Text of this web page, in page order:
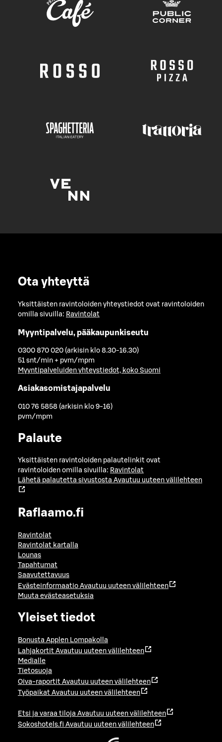
Ota yhteyttä
Yksittäisten ravintoloiden yhteystiedot ovat ravintoloiden
omilla sivuilla: Ravintolat
Myyntipalvelu, pääkaupunkiseutu
0300 870 020 (arkisin klo 8.30-16.30)
51 snt/min + pvm/mpm
Myyntipalveluiden yhteystiedot, koko Suomi
Asiakasomistajapalvelu
010 76 5858 (arkisin klo 9-16)
pvm/mpm
Palaute
Yksittäisten ravintoloiden palautelinkit ovat
ravintoloiden omilla sivuilla: Ravintolat
Lähetä palautetta sivustosta Avautuu uuteen välilehteen
Raflaamo.fi
Ravintolat
Ravintolat kartalla
Lounas
Tapahtumat
Saavutettavuus
Evästeinformaatio Avautuu uuteen välilehteen
Muuta evästeasetuksia
Yleiset tiedot
Bonusta Applen Lompakolla
Lahjakortit Avautuu uuteen välilehteen
Medialle
Tietosuoja
Oiva-raportit Avautuu uuteen välilehteen
Työpaikat Avautuu uuteen välilehteen
Etsi ja varaa tiloja Avautuu uuteen välilehteen
Sokoshotels.fi Avautuu uuteen välilehteen